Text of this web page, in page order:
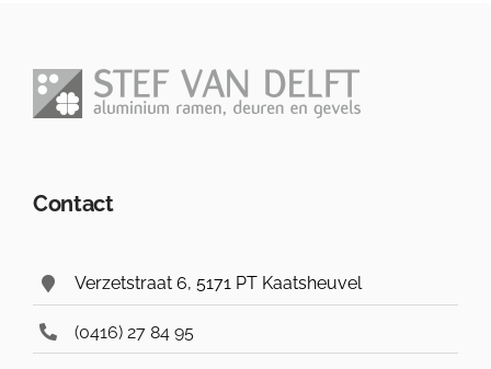
Contact
Verzetstraat 6, 5171 PT Kaatsheuvel
(0416) 27 84 95